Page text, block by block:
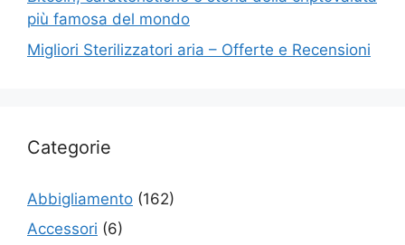
più famosa del mondo
Migliori Sterilizzatori aria – Offerte e Recensioni
Categorie
Abbigliamento (162)
Accessori (6)